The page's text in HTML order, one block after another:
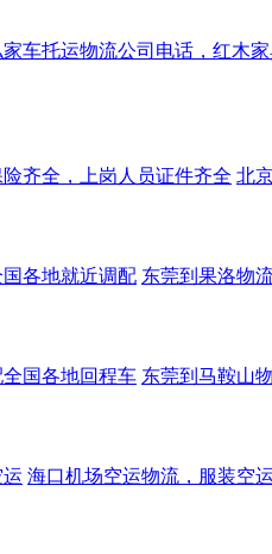
车托运物流公司电话，红木
齐全，上岗人员证件齐全 北
各地就近调配 东莞到果洛物
国各地回程车 东莞到马鞍山
海口机场空运物流，服装空运